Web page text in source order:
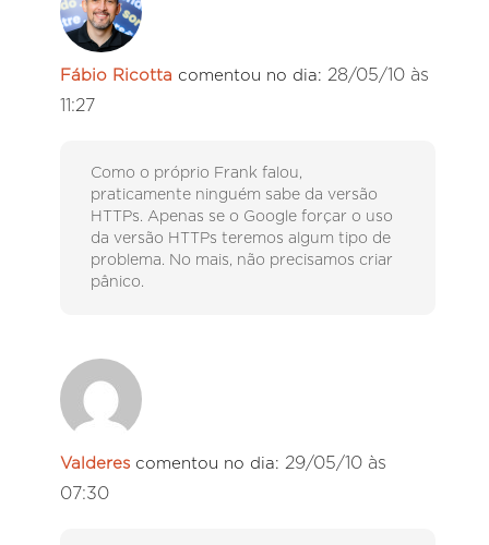
Fábio Ricotta comentou no dia: 28/05/10 às
11:27
Como o próprio Frank falou,
praticamente ninguém sabe da versão
HTTPs. Apenas se o Google forçar o uso
da versão HTTPs teremos algum tipo de
problema. No mais, não precisamos criar
pânico.
Valderes comentou no dia: 29/05/10 às
07:30